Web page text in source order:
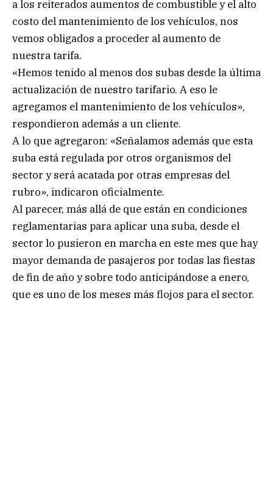
a los reiterados aumentos de combustible y el alto
costo del mantenimiento de los vehículos, nos
vemos obligados a proceder al aumento de
nuestra tarifa.
«Hemos tenido al menos dos subas desde la última
actualización de nuestro tarifario. A eso le
agregamos el mantenimiento de los vehículos»,
respondieron además a un cliente.
A lo que agregaron: «Señalamos además que esta
suba está regulada por otros organismos del
sector y será acatada por otras empresas del
rubro», indicaron oficialmente.
Al parecer, más allá de que están en condiciones
reglamentarias para aplicar una suba, desde el
sector lo pusieron en marcha en este mes que hay
mayor demanda de pasajeros por todas las fiestas
de fin de año y sobre todo anticipándose a enero,
que es uno de los meses más flojos para el sector.